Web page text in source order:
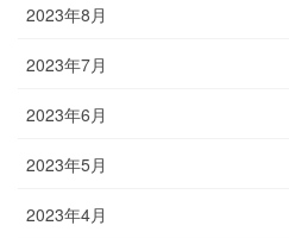
2023年8月
2023年7月
2023年6月
2023年5月
2023年4月